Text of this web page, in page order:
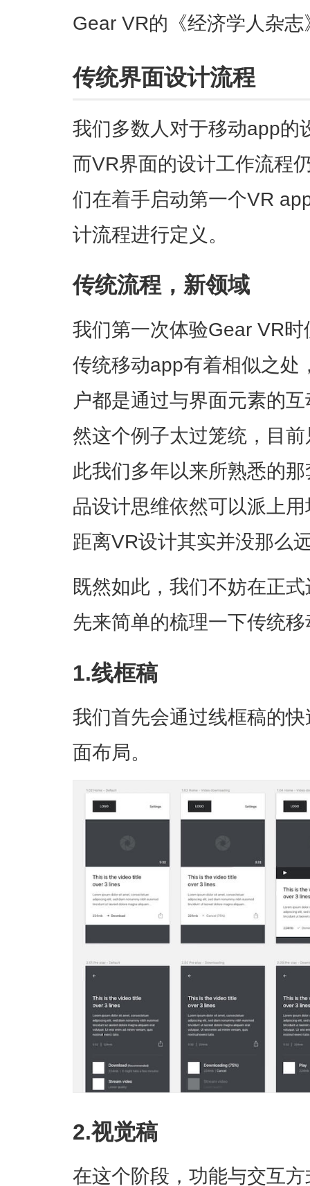
Gear VR的《经济学人杂
传统界面设计流程
我们多数人对于移动app的
而VR界面的设计工作流程
们在着手启动第一个VR
计流程进行定义。
传统流程，新领域
我们第一次体验Gear VR
传统移动app有着相似之处
户都是通过与界面元素的
然这个例子太过笼统，目
此我们多年以来所熟悉的
品设计思维依然可以派上
距离VR设计其实并没那么
既然如此，我们不妨在正
先来简单的梳理一下传统
1.线框稿
我们首先会通过线框稿的
面布局。
2.视觉稿
在这个阶段，功能与交互